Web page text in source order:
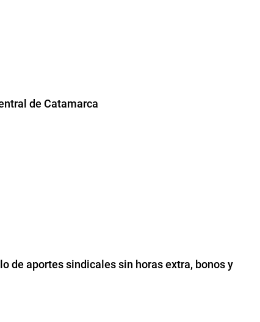
de Catamarca
de aportes sindicales sin horas extra, bonos y